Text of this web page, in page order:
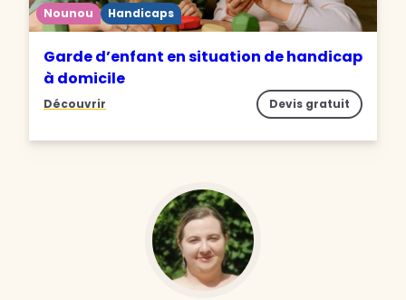
Nounou Handicaps
Garde d’enfant en situation de handicap
à domicile
Découvrir Devis gratuit